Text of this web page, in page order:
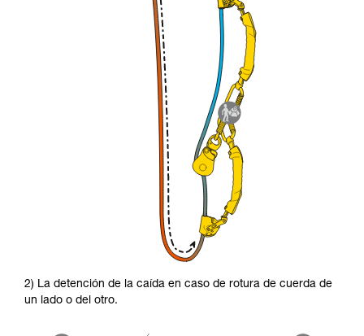
2) La detención de la caída en caso de rotura de cuerda de
un lado o del otro.